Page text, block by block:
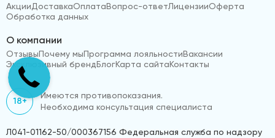
АкцииДоставкаОплатаВопрос-ответЛицензииОферта
Обработка данных
О компании
ОтзывыПочему мыПрограмма лояльностиВакансии
Эксклюзивный брендБлогКарта сайтаКонтакты
18+
Имеются противопоказания.
Необходима консультация специалиста
Л041-01162-50/000367156 Федеральная служба по надзору